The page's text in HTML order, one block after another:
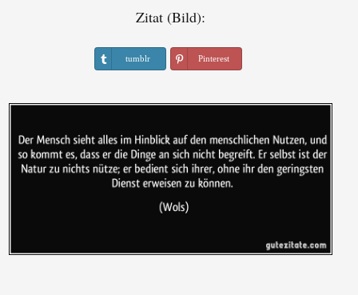
Zitat (Bild):
tumblr Pinterest